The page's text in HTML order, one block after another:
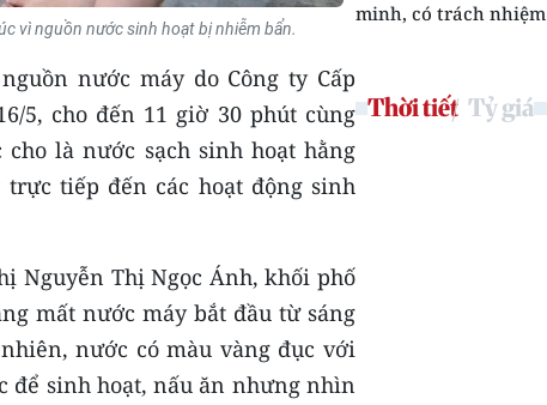
vì nguồn nước sinh hoạt bị nhiễm bẩn.
nước máy do Công ty Cấp
5, cho đến 11 giờ 30 phút cùng
là nước sạch sinh hoạt hằng
tiếp đến các hoạt động sinh
Nguyễn Thị Ngọc Ánh, khối phố
mất nước máy bắt đầu từ sáng
nước có màu vàng đục với
để sinh hoạt, nấu ăn nhưng nhìn
minh, có trách nhiệm
Thời tiết Tỷ giá